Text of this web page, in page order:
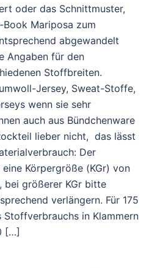
oder das Schnittmuster,
Mariposa zum
abgewandelt
Angaben für den
Stoffbreiten.
Jersey, Sweat-Stoffe,
wenn sie sehr
auch aus Bündchenware
lieber nicht, das lässt
Der
Körpergröße (KGr) von
bei größerer KGr bitte
verlängern. Für 175
in Klammern
[…]